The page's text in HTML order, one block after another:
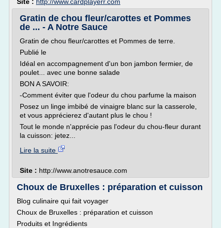
Gratin de chou fleur/carottes et Pommes
de ... - A Notre Sauce
Gratin de chou fleur/carottes et Pommes de terre.
Publié le
Idéal en accompagnement d'un bon jambon fermier, de
poulet... avec une bonne salade
BON A SAVOIR:
-Comment éviter que l'odeur du chou parfume la maison
Posez un linge imbibé de vinaigre blanc sur la casserole,
et vous apprécierez d'autant plus le chou !
Tout le monde n'apprécie pas l'odeur du chou-fleur durant
la cuisson: jetez...
Lire la suite
Site : http://www.anotresauce.com
Choux de Bruxelles : préparation et cuisson
Blog culinaire qui fait voyager
Choux de Bruxelles : préparation et cuisson
Produits et Ingrédients